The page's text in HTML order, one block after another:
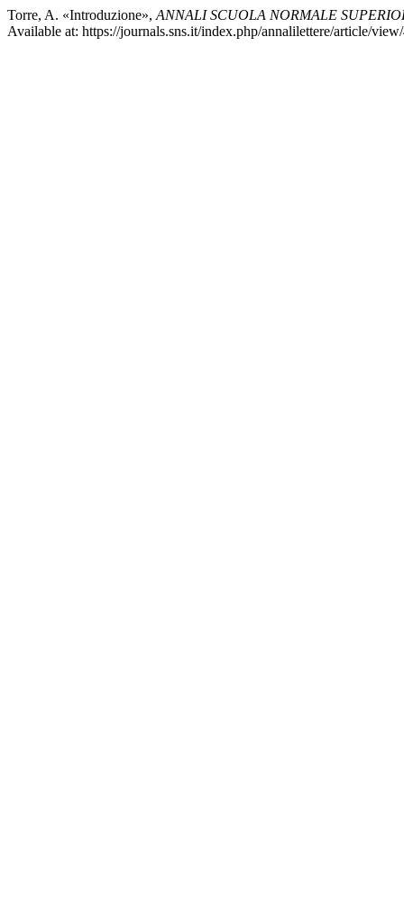
Torre, A. «Introduzione», ANNALI SCUOLA NORMALE
Available at: https://journals.sns.it/index.php/annalilettere/article/